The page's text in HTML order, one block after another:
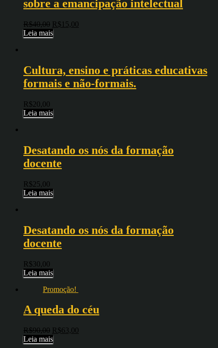
sobre a emancipação intelectual
R$40,00 R$ 15,00
Leia mais
Cultura, ensino e práticas educativas
formais e não-formais.
R$20,00
Leia mais
Desatando os nós da formação
docente
R$25,00
Leia mais
Desatando os nós da formação
docente
R$30,00
Leia mais
Promoção!
A queda do céu
R$90,00 R$63,00
Leia mais